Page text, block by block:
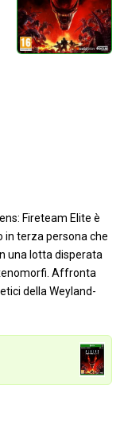
Fireteam Elite è
in terza persona che
una lotta disperata
Affronta
della Weyland-